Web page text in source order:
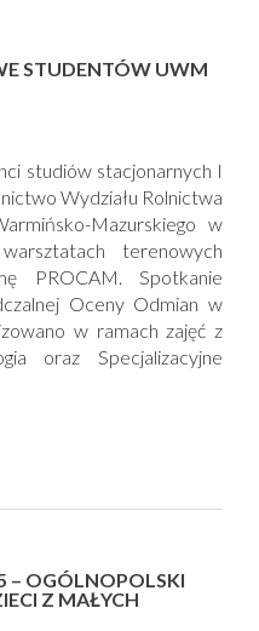
STUDENTÓW UWM
studiów stacjonarnych I
Wydziału Rolnictwa
Mazurskiego w
terenowych
PROCAM. Spotkanie
Oceny Odmian w
w ramach zajęć z
oraz Specjalizacyjne
– OGÓLNOPOLSKI
Z MAŁYCH